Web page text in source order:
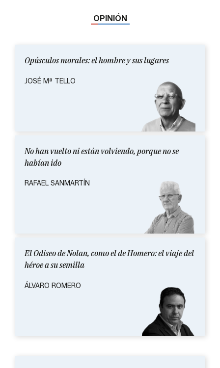
OPINIÓN
Opúsculos morales: el hombre y sus lugares
JOSÉ Mª TELLO
No han vuelto ni están volviendo, porque no se
habían ido
RAFAEL SANMARTÍN
El Odiseo de Nolan, como el de Homero: el viaje del
héroe a su semilla
ÁLVARO ROMERO
Cuando el mar deja de ser frontera para